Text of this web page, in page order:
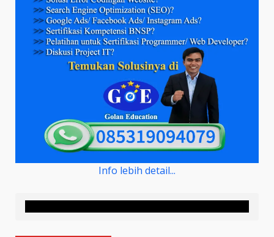
Info lebih detail...